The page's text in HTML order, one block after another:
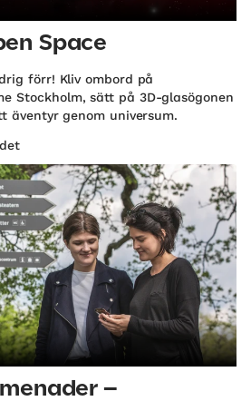
Space
förr! Kliv ombord på
Stockholm, sätt på 3D-glasögonen
äventyr genom universum.
–